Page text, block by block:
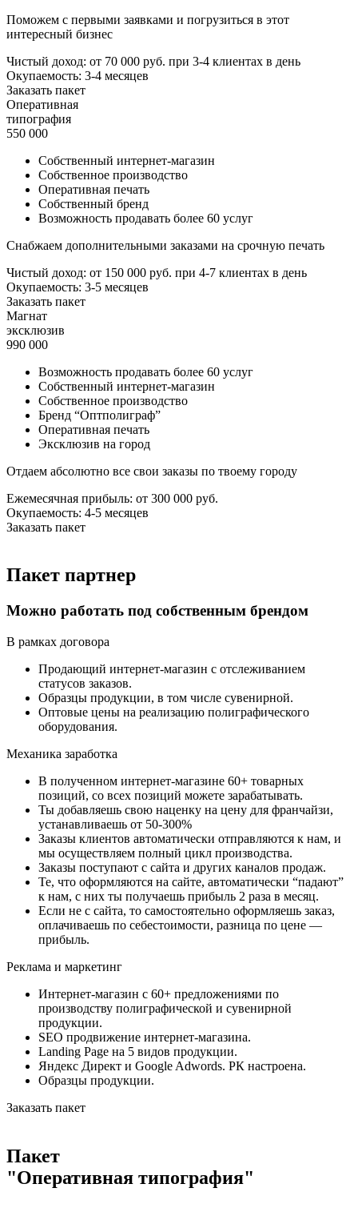
Поможем с первыми заявками и погрузиться в этот
интересный бизнес
Чистый доход: от 70 000 руб. при 3-4 клиентах в день
Окупаемость: 3-4 месяцев
Заказать пакет
Оперативная
типография
550 000
Собственный интернет-магазин
Собственное производство
Оперативная печать
Собственный бренд
Возможность продавать более 60 услуг
Снабжаем дополнительными заказами на срочную печать
Чистый доход: от 150 000 руб. при 4-7 клиентах в день
Окупаемость: 3-5 месяцев
Заказать пакет
Магнат
эксклюзив
990 000
Возможность продавать более 60 услуг
Собственный интернет-магазин
Собственное производство
Бренд “Оптполиграф”
Оперативная печать
Эксклюзив на город
Отдаем абсолютно все свои заказы по твоему городу
Ежемесячная прибыль: от 300 000 руб.
Окупаемость: 4-5 месяцев
Заказать пакет
Пакет партнер
Можно работать под собственным брендом
В рамках договора
Продающий интернет-магазин с отслеживанием
статусов заказов.
Образцы продукции, в том числе сувенирной.
Оптовые цены на реализацию полиграфического
оборудования.
Механика заработка
В полученном интернет-магазине 60+ товарных
позиций, со всех позиций можете зарабатывать.
Ты добавляешь свою наценку на цену для франчайзи,
устанавливаешь от 50-300%
Заказы клиентов автоматически отправляются к нам, и
мы осуществляем полный цикл производства.
Заказы поступают с сайта и других каналов продаж.
Те, что оформляются на сайте, автоматически “падают”
к нам, с них ты получаешь прибыль 2 раза в месяц.
Если не с сайта, то самостоятельно оформляешь заказ,
оплачиваешь по себестоимости, разница по цене —
прибыль.
Реклама и маркетинг
Интернет-магазин с 60+ предложениями по
производству полиграфической и сувенирной
продукции.
SEO продвижение интернет-магазина.
Landing Page на 5 видов продукции.
Яндекс Директ и Google Adwords. РК настроена.
Образцы продукции.
Заказать пакет
Пакет
"Оперативная типография"